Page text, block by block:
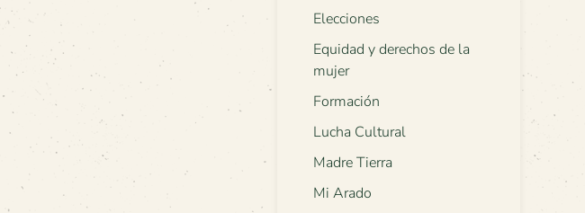
Elecciones
Equidad y derechos de la
mujer
Formación
Lucha Cultural
Madre Tierra
Mi Arado